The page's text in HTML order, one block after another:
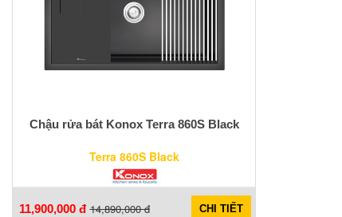
Chậu rửa bát Konox Terra 860S Black
Terra 860S Black
11,900,000 đ 14,890,000 đ CHI TIẾT